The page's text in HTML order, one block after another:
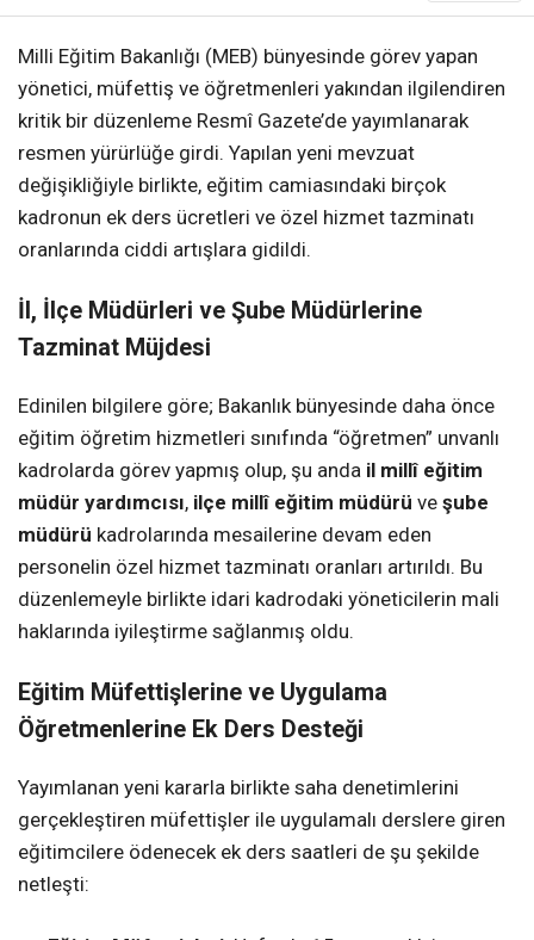
Milli Eğitim Bakanlığı (MEB) bünyesinde görev yapan
yönetici, müfettiş ve öğretmenleri yakından ilgilendiren
kritik bir düzenleme Resmî Gazete’de yayımlanarak
resmen yürürlüğe girdi. Yapılan yeni mevzuat
değişikliğiyle birlikte, eğitim camiasındaki birçok
kadronun ek ders ücretleri ve özel hizmet tazminatı
oranlarında ciddi artışlara gidildi.
İl, İlçe Müdürleri ve Şube Müdürlerine
Tazminat Müjdesi
Edinilen bilgilere göre; Bakanlık bünyesinde daha önce
eğitim öğretim hizmetleri sınıfında “öğretmen” unvanlı
kadrolarda görev yapmış olup, şu anda il millî eğitim
müdür yardımcısı, ilçe millî eğitim müdürü ve şube
müdürü kadrolarında mesailerine devam eden
personelin özel hizmet tazminatı oranları artırıldı. Bu
düzenlemeyle birlikte idari kadrodaki yöneticilerin mali
haklarında iyileştirme sağlanmış oldu.
Eğitim Müfettişlerine ve Uygulama
Öğretmenlerine Ek Ders Desteği
Yayımlanan yeni kararla birlikte saha denetimlerini
gerçekleştiren müfettişler ile uygulamalı derslere giren
eğitimcilere ödenecek ek ders saatleri de şu şekilde
netleşti: